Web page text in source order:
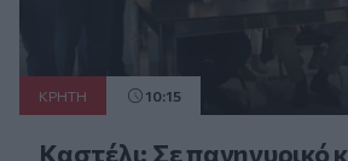
ΚΡΗΤΗ 10:15
Καστέλι: Σε πανηγυρικό